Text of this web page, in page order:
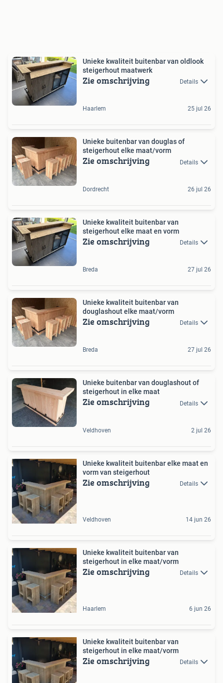
Unieke kwaliteit buitenbar van oldlook
steigerhout maatwerk
Zie omschrijving Details
Haarlem 25 jul 26
Unieke buitenbar van douglas of
steigerhout elke maat/vorm
Zie omschrijving Details
Dordrecht 26 jul 26
Unieke kwaliteit buitenbar van
steigerhout elke maat en vorm
Zie omschrijving Details
Breda 27 jul 26
Unieke kwaliteit buitenbar van
douglashout elke maat/vorm
Zie omschrijving Details
Breda 27 jul 26
Unieke buitenbar van douglashout of
steigerhout in elke maat
Zie omschrijving Details
Veldhoven 2 jul 26
Unieke kwaliteit buitenbar elke maat en
vorm van steigerhout
Zie omschrijving Details
Veldhoven 14 jun 26
Unieke kwaliteit buitenbar van
steigerhout in elke maat/vorm
Zie omschrijving Details
Haarlem 6 jun 26
Unieke kwaliteit buitenbar van
steigerhout in elke maat/vorm
Zie omschrijving Details